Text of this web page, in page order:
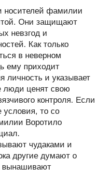
фамилии
Они защищают
невзгод и
Как только
в неверном
ему приходит
личность и указывает
люди ценят свою
контроля. Если
то со
Воротило
чудаками и
другие думают о
вынашивают